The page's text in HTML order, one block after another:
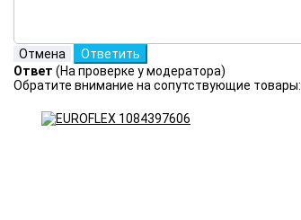
Ответ (На проверке у модератора)
Обратите внимание на сопутствующие товары: